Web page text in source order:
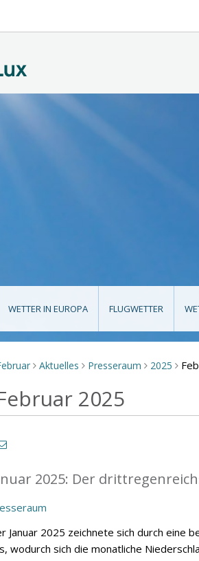
WETTER IN EUROPA FLUGWETTER
> Aktuelles > Presseraum > 2025 >
2025
2025: Der
Januar 2025 zeichnete sich durch eine
wodurch sich die monatliche